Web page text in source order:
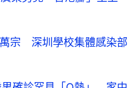
宗 深圳學校集體感染部